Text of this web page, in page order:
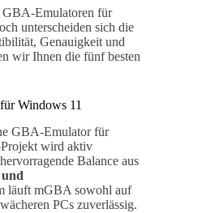
GBA-Emulatoren für
unterscheiden sich die
Genauigkeit und
wir Ihnen die fünf besten
Windows 11
GBA-Emulator für
wird aktiv
Balance aus
läuft mGBA sowohl auf
PCs zuverlässig.